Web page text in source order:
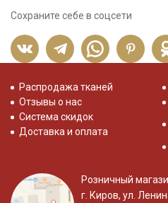
Сохраните себе в соцсети
Распродажа тканей
Отзывы о нас
Система скидок
Доставка и оплата
Розничный
г. Киров, ул.